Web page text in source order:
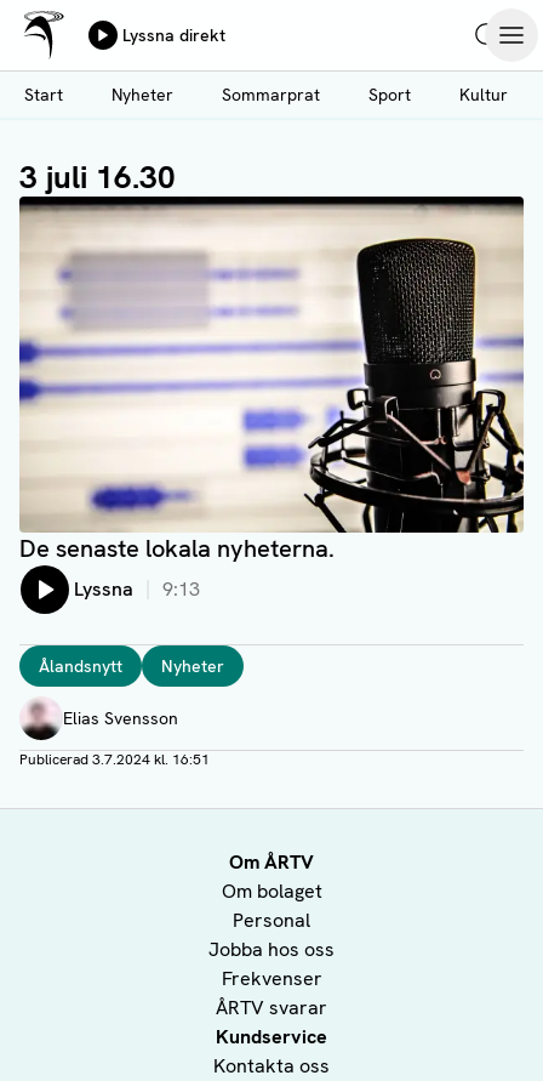
Hoppa
till
huvudinnehåll
Ålands Radio & TV
Lyssna direkt
Start
Nyheter Sommarprat Sport Kultur
3 juli 16.30
De senaste lokala nyheterna.
Lyssna 9:13
Taggar
Ålandsnytt Nyheter
Författare
Elias Svensson
Publicerad3.7.2024 kl. 16:51
Om ÅRTV
Om bolaget
Personal
Jobba hos oss
Frekvenser
ÅRTV svarar
Kundservice
Kontakta oss